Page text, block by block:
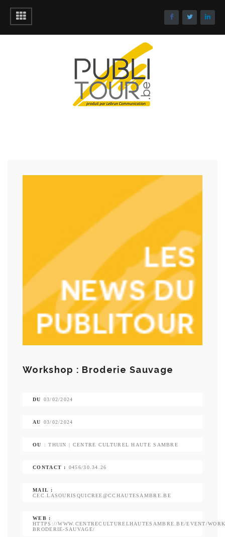
Workshop : Broderie Sauvage
DU 03/02/2024
AU 03/02/2024
OU : THUIN | CENTRE CULTUREL HAUTE SAMBRE
CONTACT : 0456/30.34.26
MAIL :
CEC.LASOURISQUICREE@CCHAUTESAMBRE.BE
WEB :
HTTPS://WWW.CENTRECULTURELHAUTESAMBRE.BE/EVENT/
BRODERIE-SAUVAGE/